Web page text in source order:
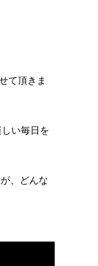
て頂きま
い毎日を
、どんな